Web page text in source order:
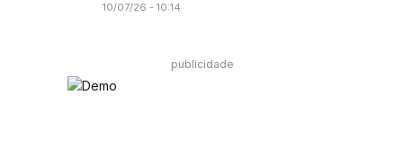
10/07/26 - 10:14
publicidade